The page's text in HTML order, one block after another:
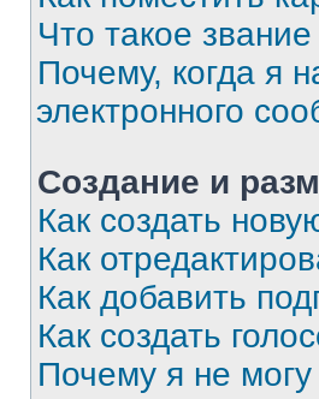
Что такое
Почему, когда я
электронного
Создание и
Как создать
Как
Как добавить
Как создать
Почему я не